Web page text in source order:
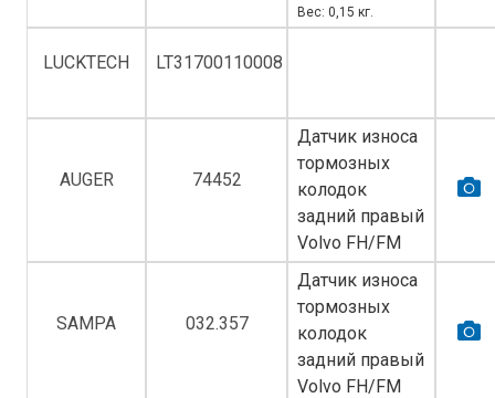
Вес: 0,15 кг.
LUCKTECH LT31700110008
AUGER 74452
Датчик износа
тормозных
колодок
задний правый
Volvo FH/FM
SAMPA 032.357
Датчик износа
тормозных
колодок
задний правый
Volvo FH/FM